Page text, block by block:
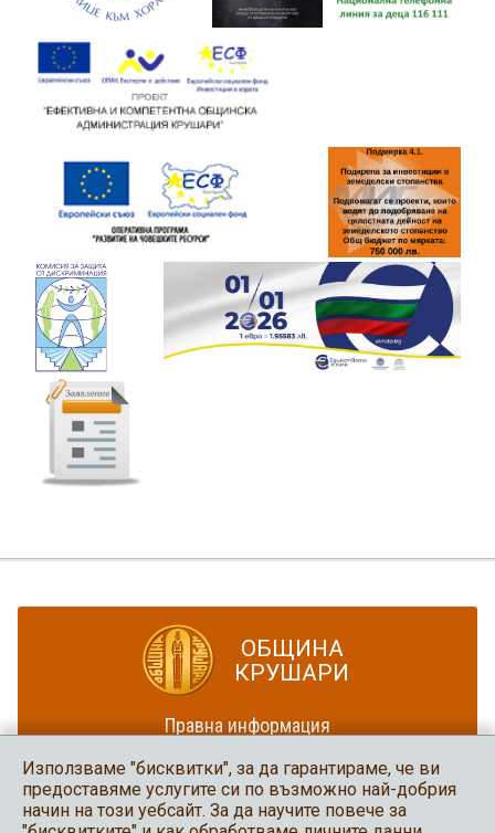
ОБЩИНА
КРУШАРИ
Правна информация
Карта на сайта
Община Крушари
Използваме "бисквитки", за да гарантираме, че ви
предоставяме услугите си по възможно най-добрия
начин на този уебсайт. За да научите повече за